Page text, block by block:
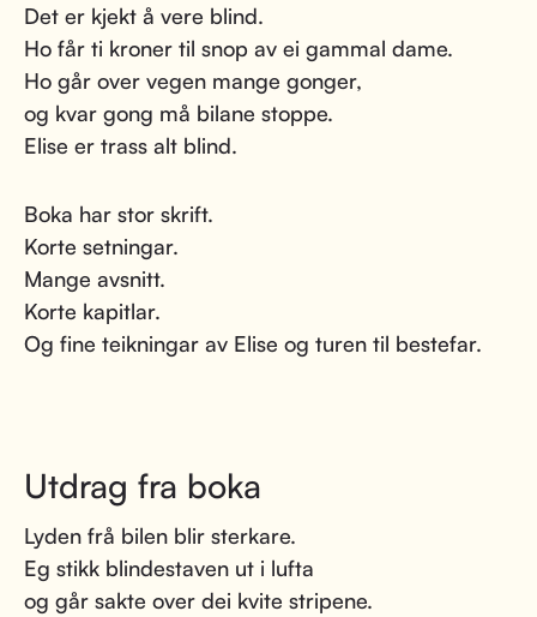
Det er kjekt å vere blind.
Ho får ti kroner til snop av ei gammal dame.
Ho går over vegen mange gonger,
og kvar gong må bilane stoppe.
Elise er trass alt blind.
Boka har stor skrift.
Korte setningar.
Mange avsnitt.
Korte kapitlar.
Og fine teikningar av Elise og turen til bestefar.
Utdrag fra boka
Lyden frå bilen blir sterkare.
Eg stikk blindestaven ut i lufta
og går sakte over dei kvite stripene.